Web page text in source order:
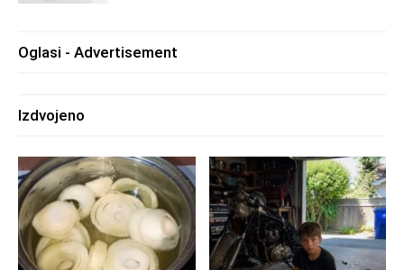
Oglasi - Advertisement
Izdvojeno